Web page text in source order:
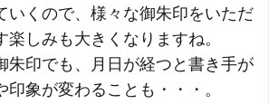
いくので、様々な御朱印をいただ
楽しみも大きくなりますね。
朱印でも、月日が経つと書き手が
象が変わることも・・・。